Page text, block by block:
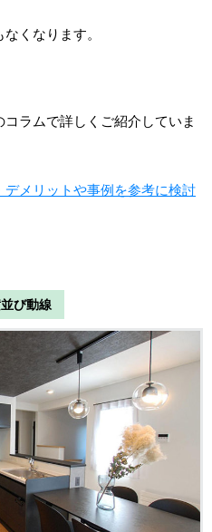
くなります。
ラムで詳しくご紹介していま
メリットや事例を参考に検討
び動線